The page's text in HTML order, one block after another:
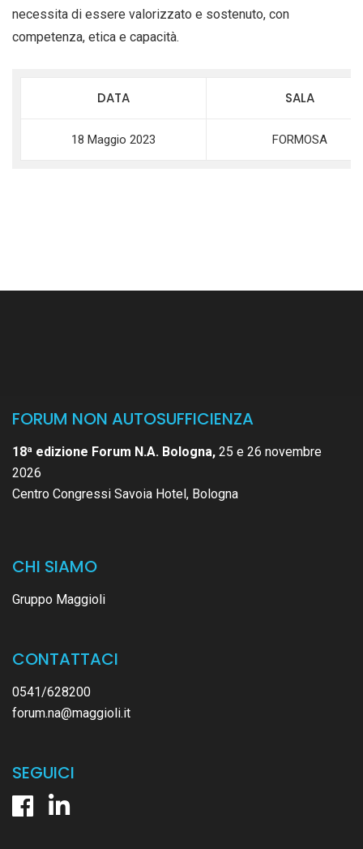
necessita di essere valorizzato e sostenuto, con
competenza, etica e capacità.
DATA SALA
18 Maggio 2023 FORMOSA
FORUM NON AUTOSUFFICIENZA
18ª edizione Forum N.A. Bologna, 25 e 26 novembre
2026
Centro Congressi Savoia Hotel, Bologna
CHI SIAMO
Gruppo Maggioli
CONTATTACI
0541/628200
forum.na@maggioli.it
SEGUICI